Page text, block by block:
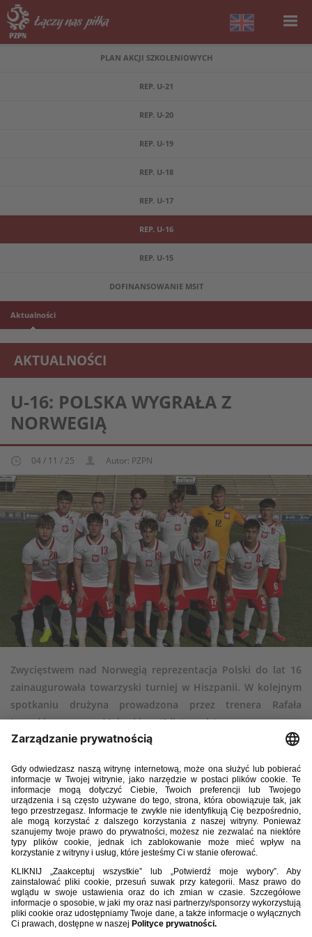
PLAN AKCJI SZKOLENIOWYCH
REP. U-21
REP. U-20
REP. U-19
REP. U-18
REP. U-17
REP. U-16
REP. U-15
DOFINANSOWANIE MSIT
Aktualności
AKTUALNOŚCI
REPREZENTACJA MŁODZIEŻOWA U-16
U-16: POLSKA WYGRAŁA Z
NORWEGIĄ
04 / 11 / 25 Autor: PZPN
Zwycięstwem nad Norwegią reprezentacja Polski do lat 16
zainaugurowała towarzyski turniej w Hiszpanii. W kolejnym
spotkaniu drużyna prowadzona przez trenera Rafała
Lasockiego zagra z Meksykiem (6 listopada).
4 listopada 2025, Benidorm
Polska – Norwegia 3:1 (0:0)
Bramki:Kornel Brzózka 56, Adam Garwoliński 68, Marko Gąsiorowski
72 – Mats Spiten 66.
Polska(skład wyjściowy): 12. Antoni Fojut – 3. Marcel Frankowicz, 5.
Mak, 15. Serafim Bakhno, 6. Przemysław Mazan, 13. Łukasz
Zajączkowski – 9. Mateusz Andrzejkowicz, 19. Dawid Rutkowski.
Norwegia (skład wyjściowy): 1. Christian Abo Florenaes – 3. Adrian